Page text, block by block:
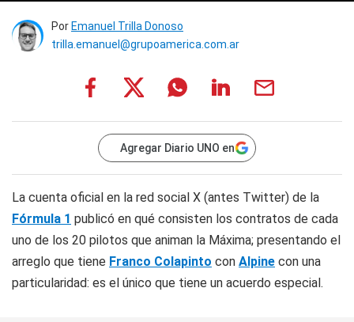
Por Emanuel Trilla Donoso
trilla.emanuel@grupoamerica.com.ar
Agregar Diario UNO en
La cuenta oficial en la red social X (antes Twitter) de la
Fórmula 1 publicó en qué consisten los contratos de cada
uno de los 20 pilotos que animan la Máxima; presentando el
arreglo que tiene Franco Colapinto con Alpine con una
particularidad: es el único que tiene un acuerdo especial.